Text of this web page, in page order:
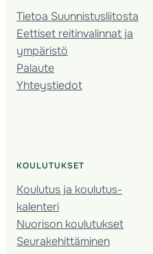
Tietoa Suunnistusliitosta
Eettiset reitinvalinnat ja
ympäristö
Palaute
Yhteystiedot
KOULUTUKSET
Koulutus ja koulutus­
kalenteri
Nuorison koulutukset
Seura­kehittäminen